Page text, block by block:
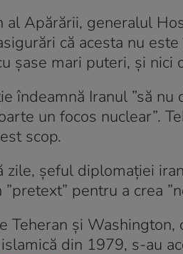
al Apărării, generalul
că acesta nu
şase mari puteri, şi
îndeamnă Iranul ”să
un focos nuclear”.
scop.
zile, şeful diplomaţiei
pentru a crea
Teheran şi
din 1979, s-au